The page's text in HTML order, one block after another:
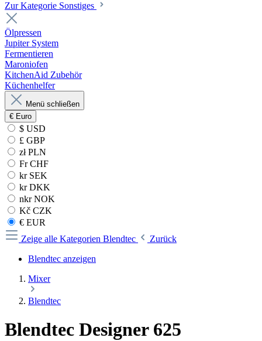
Zur Kategorie Sonstiges
Ölpressen
Jupiter System
Fermentieren
Maroniofen
KitchenAid Zubehör
Küchenhelfer
Menü schließen
€ Euro
$ USD
£ GBP
zł PLN
Fr CHF
kr SEK
kr DKK
nkr NOK
Kč CZK
€ EUR
Zeige alle Kategorien Blendtec
Zurück
Blendtec anzeigen
Mixer
Blendtec
Blendtec Designer 625